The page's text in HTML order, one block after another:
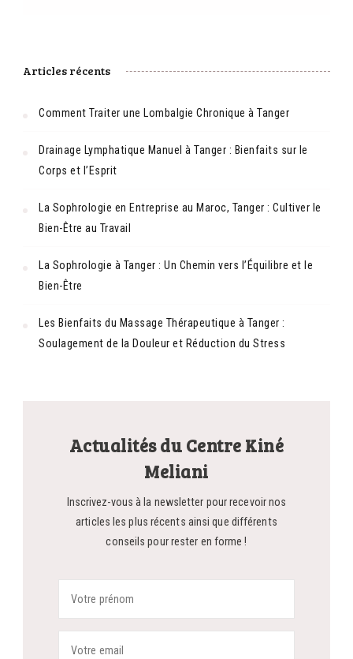
Articles récents
Comment Traiter une Lombalgie Chronique à Tanger
Drainage Lymphatique Manuel à Tanger : Bienfaits sur le
Corps et l’Esprit
La Sophrologie en Entreprise au Maroc, Tanger : Cultiver le
Bien-Être au Travail
La Sophrologie à Tanger : Un Chemin vers l’Équilibre et le
Bien-Être
Les Bienfaits du Massage Thérapeutique à Tanger :
Soulagement de la Douleur et Réduction du Stress
Actualités du Centre Kiné
Meliani
Inscrivez-vous à la newsletter pour recevoir nos
articles les plus récents ainsi que différents
conseils pour rester en forme !